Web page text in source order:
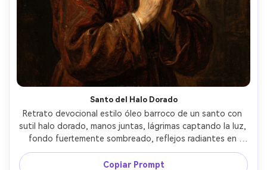
Santo del Halo Dorado
Retrato devocional estilo óleo barroco de un santo con
sutil halo dorado, manos juntas, lágrimas captando la luz,
fondo fuertemente sombreado, reflejos radiantes en
rostro y pliegues de tela, rojos y marrones profundos,
ambiente espiritual dramático, empaste grueso, veladuras
Copiar Prompt